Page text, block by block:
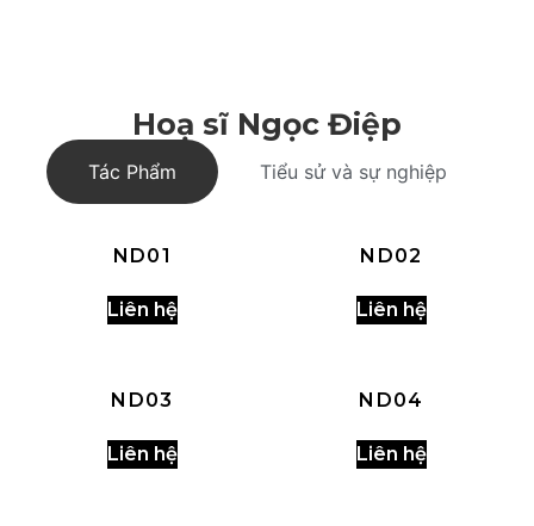
Hoạ sĩ Ngọc Điệp
Tác Phẩm Tiểu sử và sự nghiệp
ND01
Liên hệ
ND02
Liên hệ
ND03
Liên hệ
ND04
Liên hệ